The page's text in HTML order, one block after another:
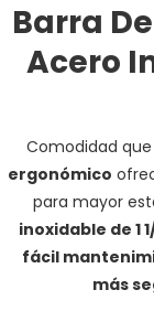
Barra
Acero
Comodidad
ergonómico
para mayor
inoxidable de 1
fácil
más